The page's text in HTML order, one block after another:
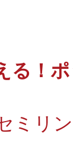
る！
ミリ